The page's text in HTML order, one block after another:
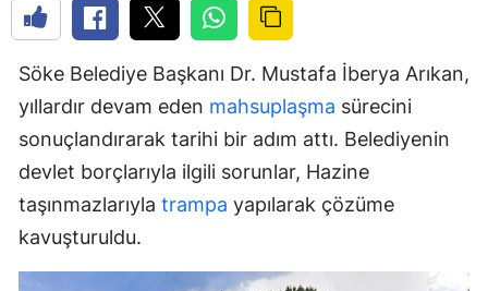
Söke Belediye Başkanı Dr. Mustafa İberya Arıkan,
yıllardır devam eden mahsuplaşma sürecini
sonuçlandırarak tarihi bir adım attı. Belediyenin
devlet borçlarıyla ilgili sorunlar, Hazine
taşınmazlarıyla trampa yapılarak çözüme
kavuşturuldu.